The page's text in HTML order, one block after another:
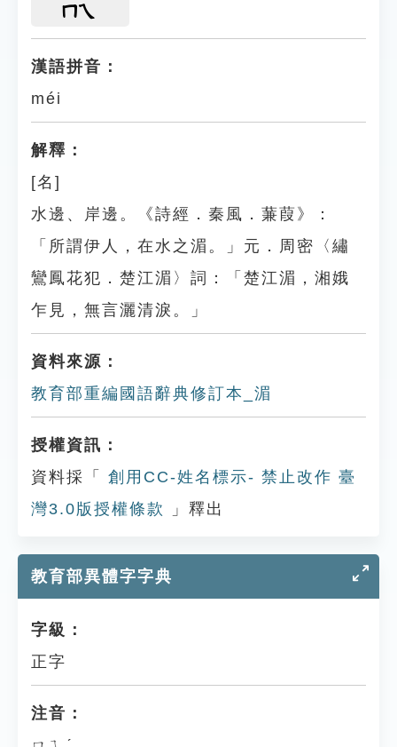
ㄇㄟ
漢語拼音：
méi
解釋：
[名]
水邊、岸邊。《詩經．秦風．蒹葭》：
「所謂伊人，在水之湄。」元．周密〈繡
鸞鳳花犯．楚江湄〉詞：「楚江湄，湘娥
乍見，無言灑清淚。」
資料來源：
教育部重編國語辭典修訂本_湄
授權資訊：
資料採「
創用CC-姓名標示- 禁止改作 臺
灣3.0版授權條款
」釋出
教育部異體字字典
字級：
正字
注音：